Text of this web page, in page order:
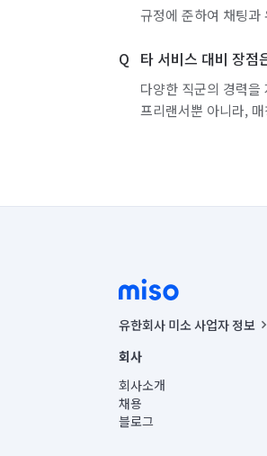
규정에 준하여 채팅
타 서비스 대비 장점
다양한 직군의 경력
프리랜서뿐 아니라,
유한회사 미소 사업자 정보
사업자등록번호 : 291-87-
통신판매신고번호 : 2024-서
대표이사 : CHING VICTOR
주소 | 본사: 서울특별시 종로
컨택센터 : 서울특별시 종로
회사
회사소개
채용
블로그